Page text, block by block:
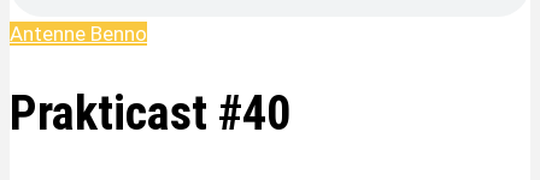
Antenne Benno
Prakticast #40